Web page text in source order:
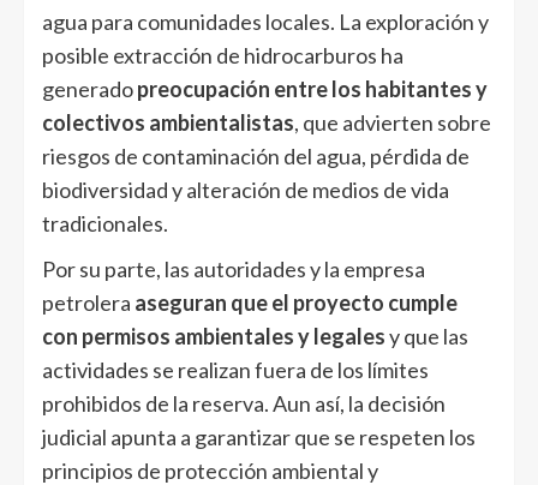
agua para comunidades locales. La exploración y
posible extracción de hidrocarburos ha
generadopreocupación entre los habitantes y
colectivos ambientalistas, que advierten sobre
riesgos de contaminación del agua, pérdida de
biodiversidad y alteración de medios de vida
tradicionales.
Por su parte, las autoridades y la empresa
petrolera aseguran que el proyecto cumple
con permisos ambientales y legalesy que las
actividades se realizan fuera de los límites
prohibidos de la reserva. Aun así, la decisión
judicial apunta a garantizar que se respeten los
principios de protección ambiental y